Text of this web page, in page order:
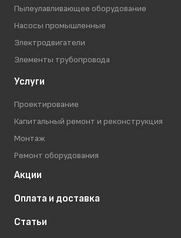
Пылеулавливающее оборудование
Насосы промышленные
Электродвигатели
Элементы трубопровода
Услуги
Проектирование
Капитальный ремонт и реконструкция
Монтаж
Ремонт оборудования
Акции
Оплата и доставка
Статьи